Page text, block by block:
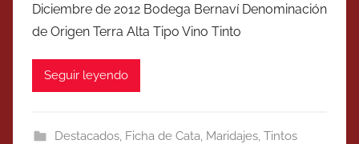
Diciembre de 2012 Bodega Bernaví Denominación
de Origen Terra Alta Tipo Vino Tinto
Seguir leyendo
Destacados, Ficha de Cata, Maridajes, Tintos